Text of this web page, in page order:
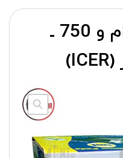
لنت ترمز جلو بی ام و 750 ـ